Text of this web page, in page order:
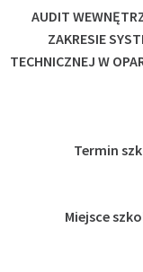
AUDIT
ZAKRESIE
TECHNICZNEJ W
Termin
Miejsce